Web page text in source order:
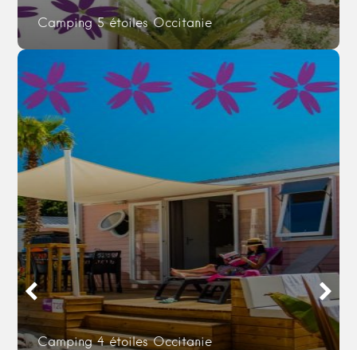
Camping 5 étoiles Occitanie
Camping 4 étoiles Occitanie